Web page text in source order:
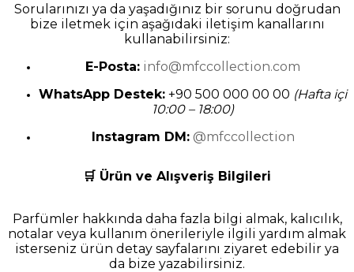
Sorularınızı ya da yaşadığınız bir sorunu doğrudan
bize iletmek için aşağıdaki iletişim kanallarını
kullanabilirsiniz:
E-Posta: info@mfccollection.com
WhatsApp Destek: +90 500 000 00 00 (Hafta içi
10:00 – 18:00)
Instagram DM: @mfccollection
🛒 Ürün ve Alışveriş Bilgileri
Parfümler hakkında daha fazla bilgi almak, kalıcılık,
notalar veya kullanım önerileriyle ilgili yardım almak
isterseniz ürün detay sayfalarını ziyaret edebilir ya
da bize yazabilirsiniz.